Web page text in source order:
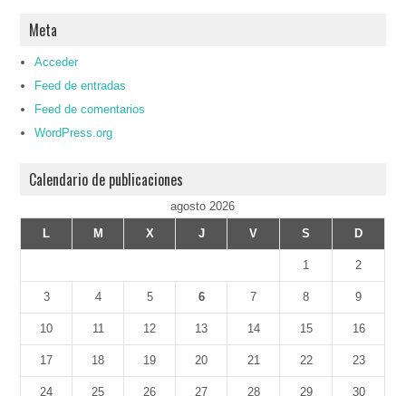
Meta
Acceder
Feed de entradas
Feed de comentarios
WordPress.org
Calendario de publicaciones
agosto 2026
L
M X J V S D
1 2
3 4 5 6 7 8 9
10 11 12 13 14 15 16
17 18 19 20 21 22 23
24 25 26 27 28 29 30